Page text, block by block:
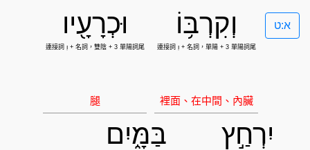
א:ט וְקִרְבּ֥וֹ וּכְרָעָ֖יו
יִרְחַ֣ץ בַּמָּ֑יִם